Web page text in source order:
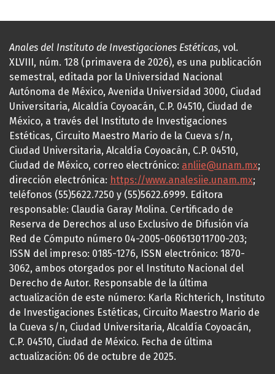
Anales del Instituto de Investigaciones Estéticas, vol.
XLVIII, núm. 128 (primavera de 2026), es una publicación
semestral, editada por la Universidad Nacional
Autónoma de México, Avenida Universidad 3000, Ciudad
Universitaria, Alcaldía Coyoacán, C.P. 04510, Ciudad de
México, a través del Instituto de Investigaciones
Estéticas, Circuito Maestro Mario de la Cueva s/n,
Ciudad Universitaria, Alcaldía Coyoacán, C.P. 04510,
Ciudad de México, correo electrónico: anliie@unam.mx;
dirección electrónica: https://www.analesiie.unam.mx;
teléfonos (55)5622.7250 y (55)5622.6999. Editora
responsable: Claudia Garay Molina. Certificado de
Reserva de Derechos al uso Exclusivo de Difusión vía
Red de Cómputo número 04-2005-060613011700-203;
ISSN del impreso: 0185-1276, ISSN electrónico: 1870-
3062, ambos otorgados por el Instituto Nacional del
Derecho de Autor. Responsable de la última
actualización de este número: Karla Richterich, Instituto
de Investigaciones Estéticas, Circuito Maestro Mario de
la Cueva s/n, Ciudad Universitaria, Alcaldía Coyoacán,
C.P. 04510, Ciudad de México. Fecha de última
actualización: 06 de octubre de 2025.